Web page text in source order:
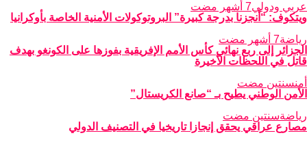
عربي ودولي7 أشهر مضت
ويتكوف: “أنجزنا بدرجة كبيرة” البروتوكولات الأمنية الخاصة بأوكرانيا
رياضة7 أشهر مضت
الجزائر إلى ربع نهائي كأس الأمم الإفريقية بفوزها على الكونغو بهدف
قاتل في اللحظات الأخيرة
أمنسنتين مضت
الأمن الوطني يطيح بـ “صانع الكريستال”
رياضةسنتين مضت
مصارع عراقي يحقق إنجازا تاريخيا في التصنيف الدولي